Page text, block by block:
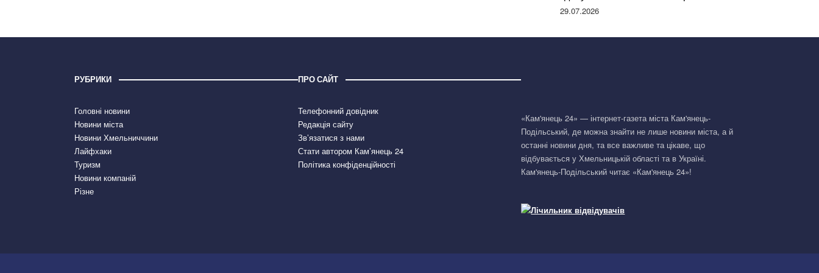
Німеччині та поділилася правдою
29.07.2026
РУБРИКИ
Головні новини
Новини міста
Новини Хмельниччини
Лайфхаки
Туризм
Новини компаній
Різне
ПРО САЙТ
Телефонний довідник
Редакція сайту
Зв’язатися з нами
Стати автором Кам’янець 24
Політика конфіденційності
«Кам'янець 24» — інтернет-газета міста Кам'янець-
Подільський, де можна знайти не лише новини міста, а й
останні новини дня, та все важливе та цікаве, що
відбувається у Хмельницькій області та в Україні.
Кам'янець-Подільський читає «Кам'янець 24»!